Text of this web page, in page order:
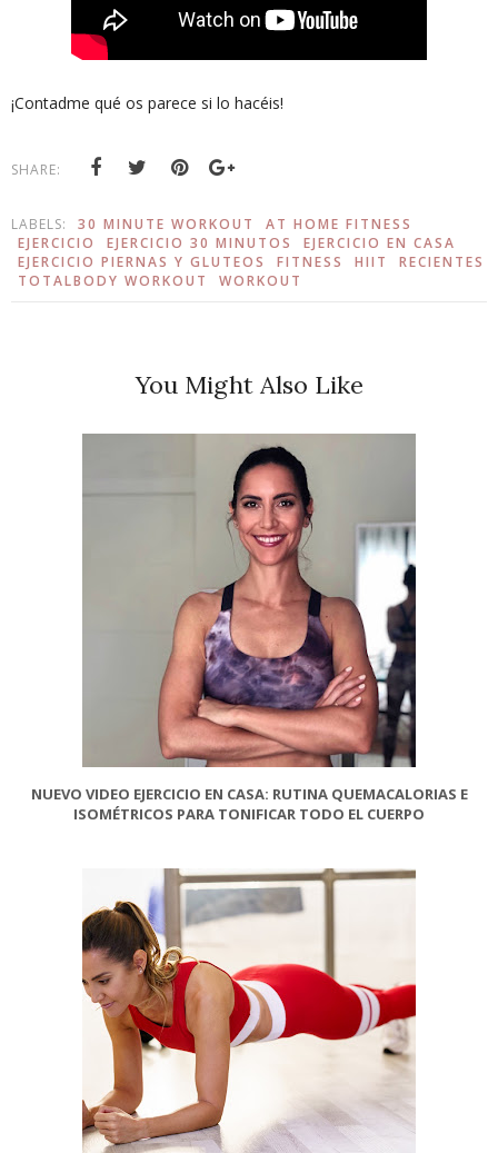
¡Contadme qué os parece si lo hacéis!
SHARE:
LABELS: 30 MINUTE WORKOUT
AT HOME FITNESS
EJERCICIO
EJERCICIO 30 MINUTOS
EJERCICIO EN CASA
EJERCICIO PIERNAS Y GLUTEOS
FITNESS HIIT
RECIENTES
TOTALBODY WORKOUT
WORKOUT
You Might Also Like
NUEVO VIDEO EJERCICIO EN CASA: RUTINA QUEMACALORIAS E
ISOMÉTRICOS PARA TONIFICAR TODO EL CUERPO